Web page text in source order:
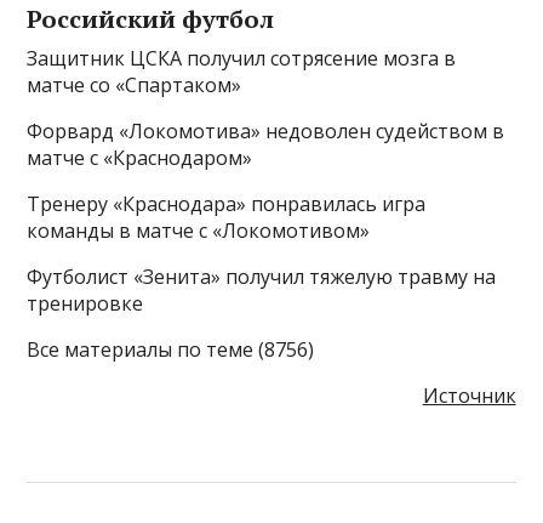
Российский футбол
Защитник ЦСКА получил сотрясение мозга в
матче со «Спартаком»
Форвард «Локомотива» недоволен судейством в
матче с «Краснодаром»
Тренеру «Краснодара» понравилась игра
команды в матче с «Локомотивом»
Футболист «Зенита» получил тяжелую травму на
тренировке
Все материалы по теме (8756)
Источник